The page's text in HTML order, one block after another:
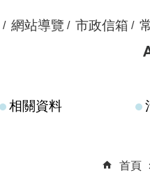
網站導覽 市政信箱
相關資料
首頁